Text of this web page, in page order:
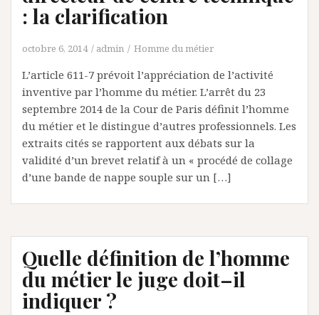
: la clarification
octobre 6, 2014 admin Homme du métier
L’article 611-7 prévoit l’appréciation de l’activité
inventive par l’homme du métier. L’arrêt du 23
septembre 2014 de la Cour de Paris définit l’homme
du métier et le distingue d’autres professionnels. Les
extraits cités se rapportent aux débats sur la
validité d’un brevet relatif à un « procédé de collage
d’une bande de nappe souple sur un […]
Quelle définition de l’homme
du métier le juge doit–il
indiquer ?